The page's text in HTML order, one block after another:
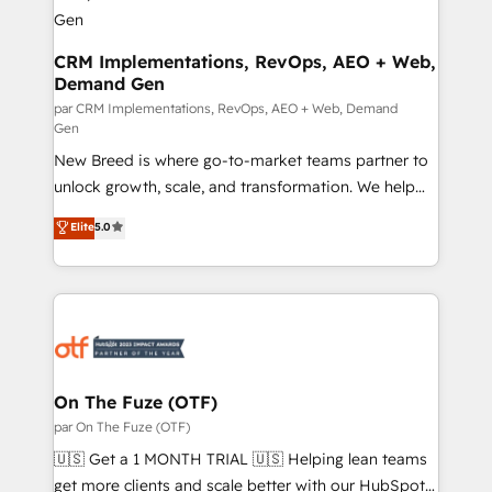
across all Hubs, validated by our 7 HubSpot
Accreditations. AI-Powered RevOps: Breeze AI,
custom AI agents, and high-integrity migrations for
total reporting clarity. Security & Compliance: SOC 2
Type II and HIPAA attested for enterprise-grade data
security. 🏆 Why Bluleadz? GTM OS Partner | 16+
Years Experience | 1,000+ Five-Star Reviews
CRM Implementations, RevOps, AEO + Web,
Demand Gen
par CRM Implementations, RevOps, AEO + Web, Demand
Gen
New Breed is where go-to-market teams partner to
unlock growth, scale, and transformation. We help
companies activate HubSpot’s AI-powered
customer platform and operationalize HubSpot’s
Loop Marketing framework through expert-led
services, smart agents, and purpose-built apps,
results, fast. ⚙️CRM & RevOps: Align all Hubs to your
🎯Demand Gen & ABM: Drive pipeline with inbound,
ABM, AEO, SEO, & paid media. 👩‍💻Web Design:
Build high-performing websites with UX, messaging,
& conversion strategy that drive results. 🤖AI
Elite5.0
On The Fuze (OTF)
par On The Fuze (OTF)
🇺🇸 Get a 1 MONTH TRIAL 🇺🇸 Helping lean teams
get more clients and scale better with our HubSpot